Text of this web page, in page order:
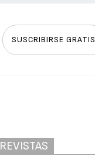
SUSCRIBIRSE GRATIS
REVISTAS